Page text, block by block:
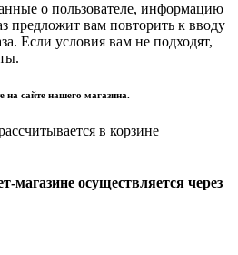
о пользователе, информацию
предложит вам повторить к вводу
Если условия вам не подходят,
на сайте нашего магазина.
в корзине
магазине осуществляется через